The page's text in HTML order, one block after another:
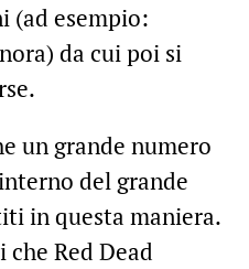
(ad esempio:
da cui poi si
un grande numero
del grande
in questa maniera.
Red Dead